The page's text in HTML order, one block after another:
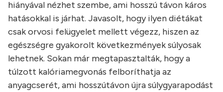
hiányával nézhet szembe, ami hosszú távon káros
hatásokkal is járhat. Javasolt, hogy ilyen diétákat
csak orvosi felügyelet mellett végezz, hiszen az
egészségre gyakorolt következmények súlyosak
lehetnek. Sokan már megtapasztalták, hogy a
túlzott kalóriamegvonás felboríthatja az
anyagcserét, ami hosszútávon újra súlygyarapodást